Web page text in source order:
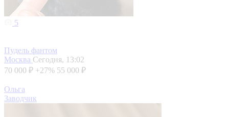
5
Пудель фантом
Москва Сегодня, 13:02
70 000 ₽ +27% 55 000 ₽
Ольга
Заводчик